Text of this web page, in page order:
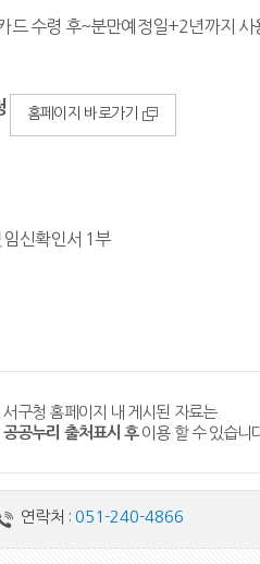
드 수령 후~분만예정일+2년까지 사
홈페이지 바로가기
임신확인서 1부
서구청 홈페이지 내 게시된 자료는
공공누리 출처표시 후 이용 할 수 있습니
연락처 : 051-240-4866